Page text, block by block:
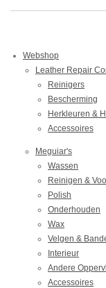
Webshop
Leather Repair
Reinigers
Bescherming
Herkleuren &
Accessoires
Meguiar's
Wassen
Reinigen &
Polish
Onderhouden
Wax
Velgen &
Interieur
Andere
Accessoires